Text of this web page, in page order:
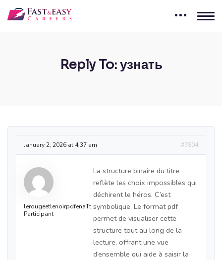
Reply To: узнать
January 2, 2026 at 4:37 am #7804
lerougeetlenoirpdfenaTt
Participant
La structure binaire du titre
reflète les choix impossibles qui
déchirent le héros. C’est
symbolique. Le format pdf
permet de visualiser cette
structure tout au long de la
lecture, offrant une vue
d’ensemble qui aide à saisir la